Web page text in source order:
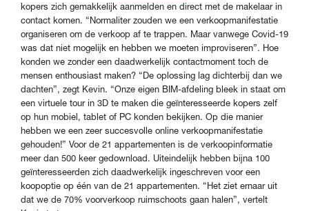
kopers zich gemakkelijk aanmelden en direct met de makelaar in
contact komen. “Normaliter zouden we een verkoopmanifestatie
organiseren om de verkoop af te trappen. Maar vanwege Covid-19
was dat niet mogelijk en hebben we moeten improviseren”. Hoe
konden we zonder een daadwerkelijk contactmoment toch de
mensen enthousiast maken? “De oplossing lag dichterbij dan we
dachten”, zegt Kevin. “Onze eigen BIM-afdeling bleek in staat om
een virtuele tour in 3D te maken die geïnteresseerde kopers zelf
op hun mobiel, tablet of PC konden bekijken. Op die manier
hebben we een zeer succesvolle online verkoopmanifestatie
gehouden!” Voor de 21 appartementen is de verkoopinformatie
meer dan 500 keer gedownload. Uiteindelijk hebben bijna 100
geïnteresseerden zich daadwerkelijk ingeschreven voor een
koopoptie op één van de 21 appartementen. “Het ziet ernaar uit
dat we de 70% voorverkoop ruimschoots gaan halen”, vertelt